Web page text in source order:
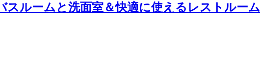
スルームと洗面室＆快適に使えるレストルーム